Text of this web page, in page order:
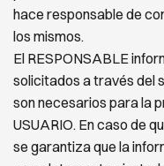
hace responsable de
los mismos.
El RESPONSABLE
solicitados a través del
son necesarios para la
USUARIO. En caso de
se garantiza que la